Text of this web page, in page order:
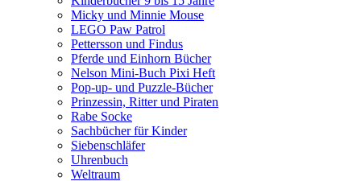
Micky und Minnie Mouse
LEGO Paw Patrol
Pettersson und Findus
Pferde und Einhorn Bücher
Nelson Mini-Buch Pixi Heft
Pop-up- und Puzzle-Bücher
Prinzessin, Ritter und Piraten
Rabe Socke
Sachbücher für Kinder
Siebenschläfer
Uhrenbuch
Weltraum